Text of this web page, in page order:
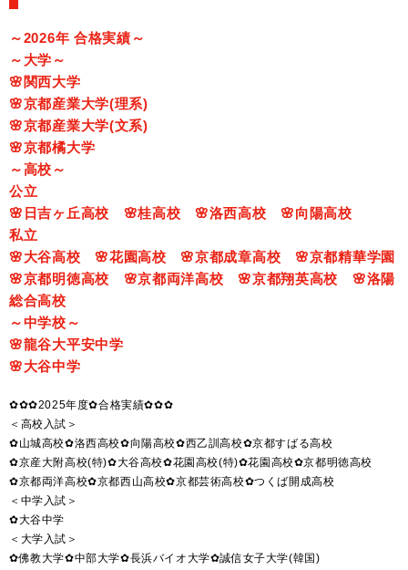
～2026年 合格実績～
～大学～
🌸関西大学
🌸京都産業大学(理系)
🌸京都産業大学(文系)
🌸京都橘大学
～高校～
公立
🌸日吉ヶ丘高校 🌸桂高校 🌸洛西高校 🌸向陽高校
私立
🌸大谷高校 🌸花園高校 🌸京都成章高校 🌸京都精華学園
🌸京都明徳高校 🌸京都両洋高校 🌸京都翔英高校 🌸洛陽
総合高校
～中学校～
🌸龍谷大平安中学
🌸大谷中学
✿✿✿2025年度✿合格実績✿✿✿
＜高校入試＞
✿山城高校✿洛西高校✿向陽高校✿西乙訓高校✿京都すばる高校
✿京産大附高校(特)✿大谷高校✿花園高校(特)✿花園高校✿京都明徳高校
✿京都両洋高校✿京都西山高校✿京都芸術高校✿つくば開成高校
＜中学入試＞
✿大谷中学
＜大学入試＞
✿佛教大学✿中部大学✿長浜バイオ大学✿誠信女子大学(韓国)